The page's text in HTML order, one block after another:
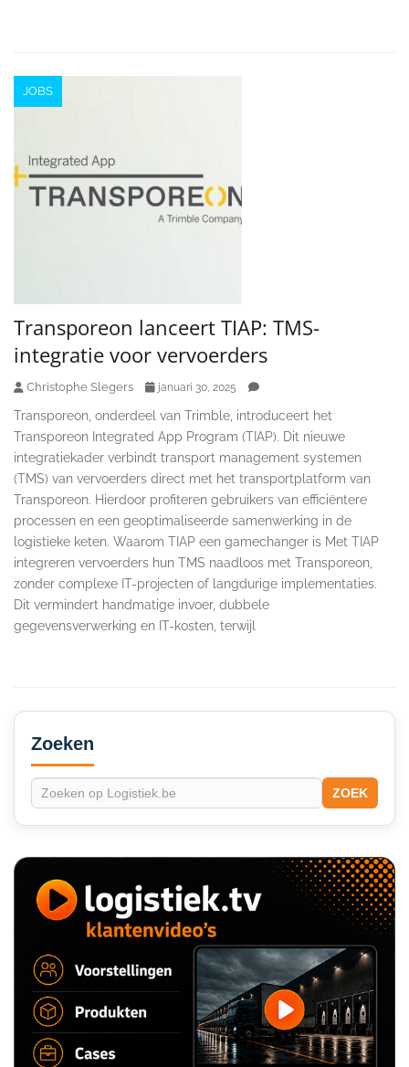
JOBS
Transporeon lanceert TIAP: TMS-
integratie voor vervoerders
Christophe Slegers januari 30, 2025
Transporeon, onderdeel van Trimble, introduceert het
Transporeon Integrated App Program (TIAP). Dit nieuwe
integratiekader verbindt transport management systemen
(TMS) van vervoerders direct met het transportplatform van
Transporeon. Hierdoor profiteren gebruikers van efficiëntere
processen en een geoptimaliseerde samenwerking in de
logistieke keten. Waarom TIAP een gamechanger is Met TIAP
integreren vervoerders hun TMS naadloos met Transporeon,
zonder complexe IT-projecten of langdurige implementaties.
Dit vermindert handmatige invoer, dubbele
gegevensverwerking en IT-kosten, terwijl
Secondary
Sidebar
Zoeken
ZOEK